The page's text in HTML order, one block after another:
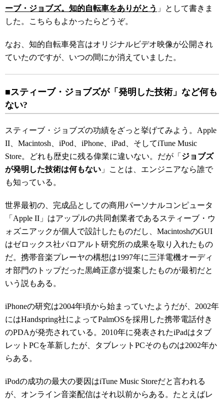
ーブ・ジョブズ。知的自転車をありがとう 」として書きま
した。こちらもよかったらどうぞ。
なお、知的自転車発言はオリジナルビデオ映像が公開され
ていたのですが、いつの間にか消えていました。
■スティーブ・ジョブズが「発明した技術」など何も
ない?
スティーブ・ジョブズの功績をざっと挙げてみよう。Apple
II、Macintosh、iPod、iPhone、iPad、そしてiTune Music
Store。どれも歴史に残る偉業に違いない。だが「 ジョブズ
が発明した技術は何もない 」ことは、エンジニアなら誰で
も知っている。
世界最初の、完成品としての商用パーソナルコンピュータ
「Apple II」はアップルの共同創業者であるスティーブ・ウ
ォズニアックが個人で設計したものだし、MacintoshのGUI
はゼロックス社パロアルト研究所の成果を取り入れたもの
だ。携帯音楽プレーヤの構想は1997年に三洋電機オーディ
オ部門のトップだった黒崎正彦が提案したものが最初だと
いう説もある。
iPhoneの研究は2004年頃から始まっていたようだが、2002年
にはHandspring社によってPalmOSを採用した携帯電話付き
のPDAが発売されている。2010年に発表されたiPadはタブ
レットPCを革新したが、タブレットPCそのものは2002年か
らある。
iPodの成功の最大の要因はiTune Music Storeだと言われる
が、オンライン音楽配信はそれ以前からある。たとえばレ